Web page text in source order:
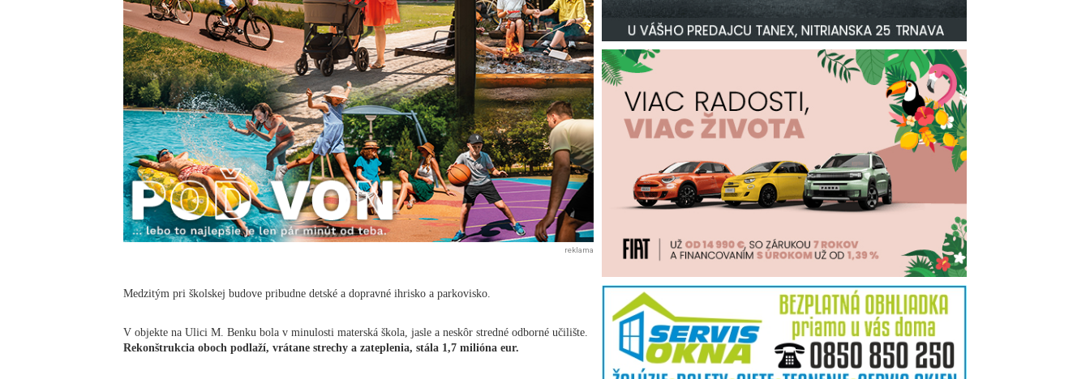
reklama
Medzitým pri školskej budove pribudne detské a dopravné ihrisko a parkovisko.
V objekte na Ulici M. Benku bola v minulosti materská škola, jasle a neskôr stredné odborné učilište.
Rekonštrukcia oboch podlaží, vrátane strechy a zateplenia, stála 1,7 milióna eur.